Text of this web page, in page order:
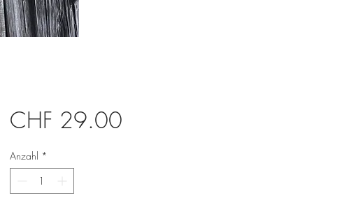
CHF 29.00Preis
Anzahl *